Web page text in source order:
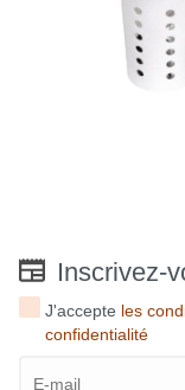
Inscrivez-
J'accepte les
confidentialité